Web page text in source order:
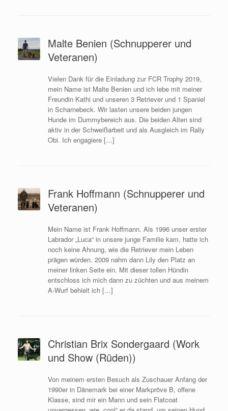
Malte Benien (Schnupperer und
Veteranen)
Vielen Dank für die Einladung zur FCR Trophy 2019,
mein Name ist Malte Benien und ich lebe mit meiner
Freundin Kathi und unseren 3 Retriever und 1 Spaniel
in Scharnebeck. Wir lasten unsere beiden jungen
Hunde im Dummybereich aus. Die beiden Alten sind
aktiv in der Schweißarbeit und als Ausgleich im Rally
Obi. Ich engagiere […]
Frank Hoffmann (Schnupperer und
Veteranen)
Mein Name ist Frank Hoffmann. Als 1996 unser erster
Labrador „Luca“ in unsere junge Familie kam, hatte ich
noch keine Ahnung, wie die Retriever mein Leben
prägen würden. 2009 nahm dann Lily den Platz an
meiner linken Seite ein. Mit dieser tollen Hündin
entschloss ich mich dann zu züchten und aus meinem
A-Wurf behielt ich […]
Christian Brix Sondergaard (Work
und Show (Rüden))
Von meinem ersten Besuch als Zuschauer Anfang der
1990er in Dänemark bei einer Markpröve B, offene
Klasse, sind mir ein Mann und sein Flatcoat